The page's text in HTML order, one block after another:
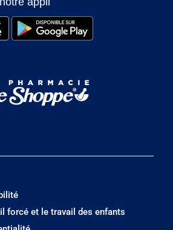
forcé et le travail des enfants